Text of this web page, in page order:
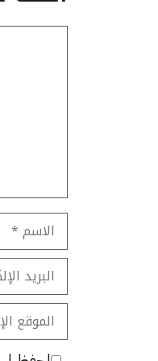
الاسم
البريد
الإلكتروني
الموقع
الإلكتروني